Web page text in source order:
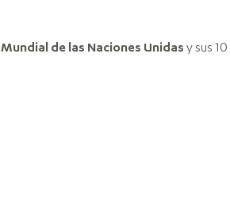
de las Naciones Unidas y sus